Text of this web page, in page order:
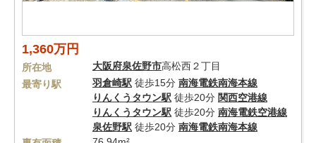
1,360万円
所在地 大阪府泉佐野市高松西２丁目
最寄り駅
羽倉崎駅 徒歩15分 南海電鉄南海本線
りんくうタウン駅 徒歩20分 関西空港線
りんくうタウン駅 徒歩20分 南海電鉄空港線
泉佐野駅 徒歩20分 南海電鉄南海本線